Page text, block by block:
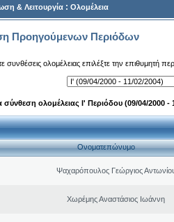
& Λειτουργία : Ολομέλεια
Προηγούμενων Περιόδων
συνθέσεις ολομέλειας επιλέξτε την επιθυμητή
σύνθεση ολομέλειας Ι' Περιόδου (09/04/2000 -
Ονοματεπώνυμο
Ψαχαρόπουλος Γεώργιος
Χωρέμης Αναστάσιος Ιωάννη